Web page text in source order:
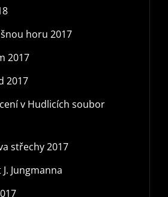
horu 2017
2017
2017
v Hudlicích soubor
střechy 2017
Jungmanna